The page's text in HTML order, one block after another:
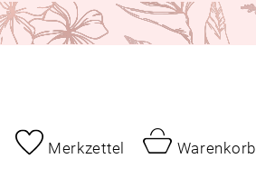
Merkzettel
Warenkorb